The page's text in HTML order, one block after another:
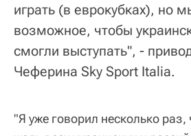
играть (в еврокубках), но
возможное, чтобы
смогли выступать", -
Чеферина Sky Sport Italia.
"Я уже говорил несколько раз,